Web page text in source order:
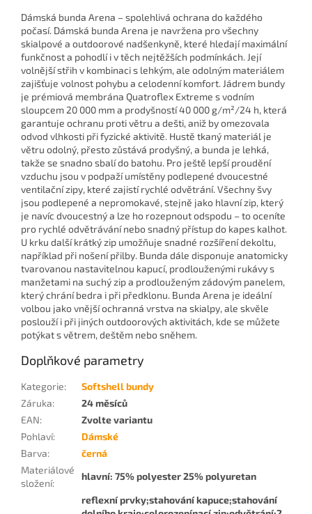
Dámská bunda Arena – spolehlivá ochrana do každého
počasí. Dámská bunda Arena je navržena pro všechny
skialpové a outdoorové nadšenkyně, které hledají maximální
funkčnost a pohodlí i v těch nejtěžších podmínkách. Její
volnější střih v kombinaci s lehkým, ale odolným materiálem
zajišťuje volnost pohybu a celodenní komfort. Jádrem bundy
je prémiová membrána Quatroflex Extreme s vodním
sloupcem 20 000 mm a prodyšností 40 000 g/m²/24 h, která
garantuje ochranu proti větru a dešti, aniž by omezovala
odvod vlhkosti při fyzické aktivitě. Hustě tkaný materiál je
větru odolný, přesto zůstává prodyšný, a bunda je lehká,
takže se snadno sbalí do batohu. Pro ještě lepší proudění
vzduchu jsou v podpaží umístěny podlepené dvoucestné
ventilační zipy, které zajistí rychlé odvětrání. Všechny švy
jsou podlepené a nepromokavé, stejně jako hlavní zip, který
je navíc dvoucestný a lze ho rozepnout odspodu – to oceníte
pro rychlé odvětrávání nebo snadný přístup do kapes kalhot.
U krku další krátký zip umožňuje snadné rozšíření dekoltu,
například při nošení přilby. Bunda dále disponuje anatomicky
tvarovanou nastavitelnou kapucí, prodlouženými rukávy s
manžetami na suchý zip a prodlouženým zádovým panelem,
který chrání bedra i při předklonu. Bunda Arena je ideální
volbou jako vnější ochranná vrstva na skialpy, ale skvěle
poslouží i při jiných outdoorových aktivitách, kde se můžete
potýkat s větrem, deštěm nebo sněhem.
Doplňkové parametry
Kategorie:
Softshell bundy
Záruka:
24 měsíců
EAN:
Zvolte variantu
Pohlaví:
Dámské
Barva:
černá
Materiálové
složení:
hlavní: 75% polyester 25% polyuretan
reflexní prvky;stahování kapuce;stahování